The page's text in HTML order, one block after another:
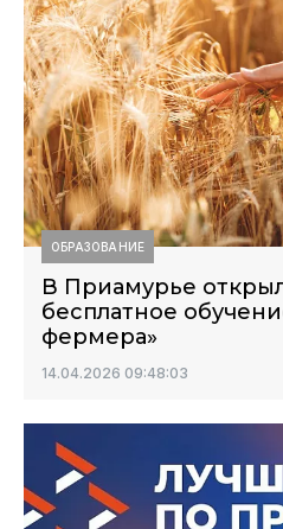
ОБРАЗОВАНИЕ
В Приамурье
бесплатное
фермера»
14.04.2026 09:48:03